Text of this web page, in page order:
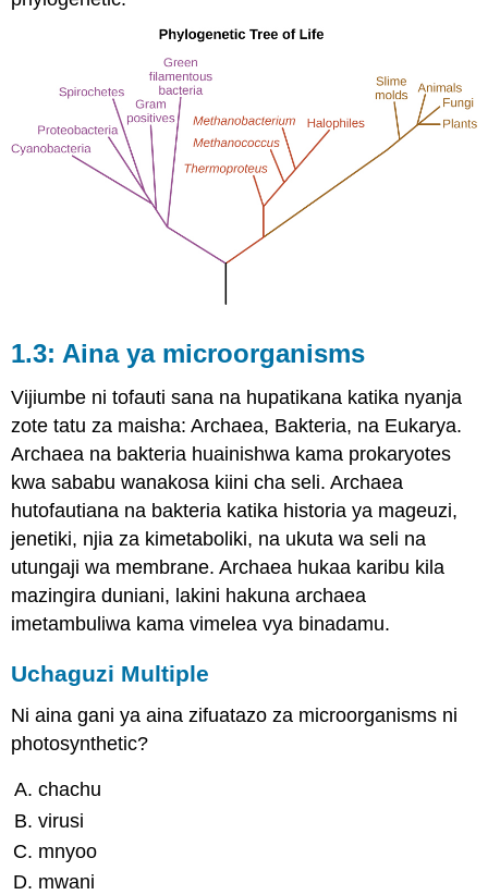
1.3: Aina ya microorganisms
Vijiumbe ni tofauti sana na hupatikana katika nyanja
zote tatu za maisha: Archaea, Bakteria, na Eukarya.
Archaea na bakteria huainishwa kama prokaryotes
kwa sababu wanakosa kiini cha seli. Archaea
hutofautiana na bakteria katika historia ya mageuzi,
jenetiki, njia za kimetaboliki, na ukuta wa seli na
utungaji wa membrane. Archaea hukaa karibu kila
mazingira duniani, lakini hakuna archaea
imetambuliwa kama vimelea vya binadamu.
Uchaguzi Multiple
Ni aina gani ya aina zifuatazo za microorganisms ni
photosynthetic?
chachu
virusi
mnyoo
mwani